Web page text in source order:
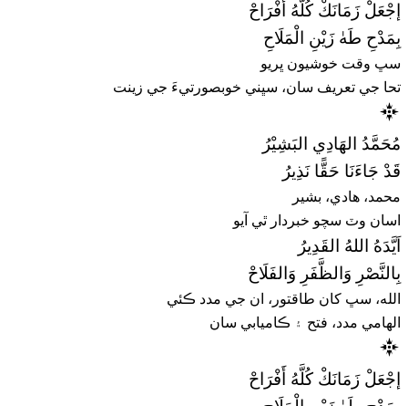
إجْعَلْ زَمَانَكْ كُلَّهُ أَفْرَاحْ
بِمَدْحِ طَهٰ زَيْنِ الْمَلَاحِ
سڀ وقت خوشيون ڀريو
تحا جي تعريف سان، سڀني خوبصورتيءَ جي زينت
مُحَمَّدُ الهَادِي البَشِيْرُ
قَدْ جَاءَنَا حَقًّا نَذِيرُ
محمد، هادي، بشير
اسان وٽ سچو خبردار ٿي آيو
اَيَّدَهُ اللهُ القَدِيرُ
بِالنَّصْرِ وَالظَّفَرِ وَالفَلَاحْ
الله، سڀ کان طاقتور، ان جي مدد ڪئي
الهامي مدد، فتح ۽ ڪاميابي سان
إجْعَلْ زَمَانَكْ كُلَّهُ أَفْرَاحْ